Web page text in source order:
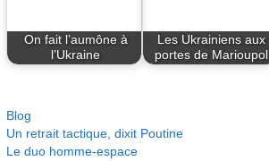
On fait l’aumône à
l’Ukraine
Les Ukrainiens aux
portes de Marioupol
Catégories
Blog
Un retrait tactique, dixit Poutine
Le duo homme-espace